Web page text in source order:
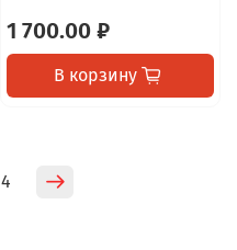
1 700.00 ₽
В корзину
4